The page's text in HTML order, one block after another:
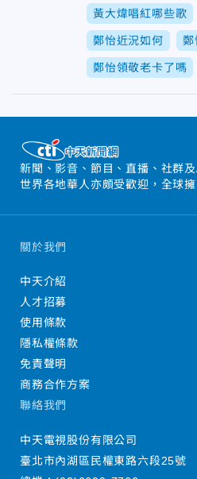
黃大煒唱紅哪些歌
鄭怡近況如何 鄭
鄭怡領敬老卡了嗎
新聞、影音、節目、直播、社群
世界各地華人亦頗受歡迎，全球
關於我們
中天介紹
人才招募
使用條款
隱私權條款
免責聲明
商務合作方案
聯絡我們
中天電視股份有限公司
臺北市內湖區民權東路六段25號